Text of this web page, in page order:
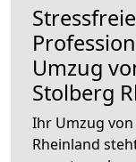
Umzug
Stolberg
Ihr Umzug
Rheinland